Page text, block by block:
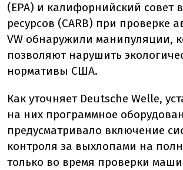
(EPA) и калифорнийский совет
ресурсов (CARB) при проверке
VW обнаружили манипуляции,
позволяют нарушить
нормативы США.
Как уточняет Deutsche Welle,
на них программное
предусматривало включение
контроля за выхлопами на
только во время проверки